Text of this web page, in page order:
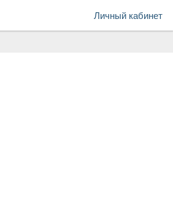
Личный кабинет